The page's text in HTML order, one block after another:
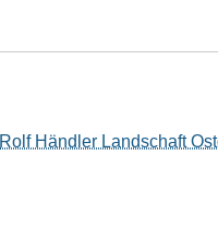
Rolf Händler Landschaft